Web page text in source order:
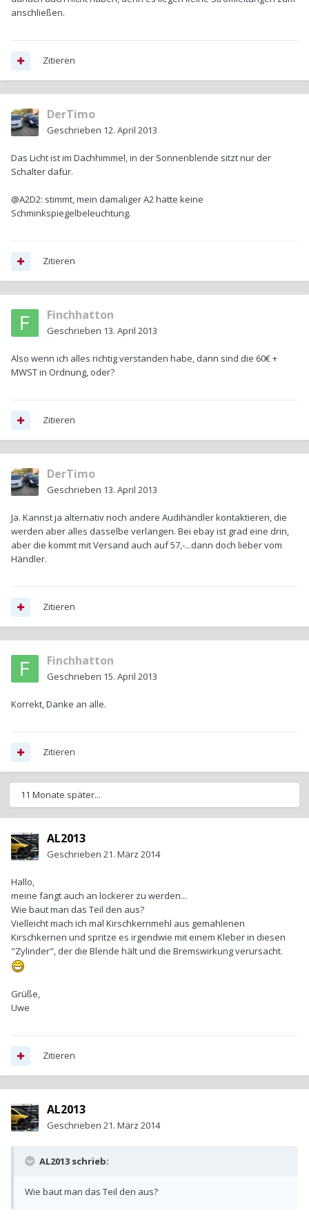
anschließen.
Zitieren
DerTimo
Geschrieben 12. April 2013
Das Licht ist im Dachhimmel, in der Sonnenblende sitzt nur der
Schalter dafür.
@A2D2: stimmt, mein damaliger A2 hatte keine
Schminkspiegelbeleuchtung.
Zitieren
Finchhatton
Geschrieben 13. April 2013
Also wenn ich alles richtig verstanden habe, dann sind die 60€ +
MWST in Ordnung, oder?
Zitieren
DerTimo
Geschrieben 13. April 2013
Ja. Kannst ja alternativ noch andere Audihändler kontaktieren, die
werden aber alles dasselbe verlangen. Bei ebay ist grad eine drin,
aber die kommt mit Versand auch auf 57,-...dann doch lieber vom
Händler.
Zitieren
Finchhatton
Geschrieben 15. April 2013
Korrekt, Danke an alle.
Zitieren
11 Monate später...
AL2013
Geschrieben 21. März 2014
Hallo,
meine fängt auch an lockerer zu werden...
Wie baut man das Teil den aus?
Vielleicht mach ich mal Kirschkernmehl aus gemahlenen
Kirschkernen und spritze es irgendwie mit einem Kleber in diesen
"Zylinder", der die Blende hält und die Bremswirkung verursacht.
Grüße,
Uwe
Zitieren
AL2013
Geschrieben 21. März 2014
AL2013 schrieb:
Wie baut man das Teil den aus?